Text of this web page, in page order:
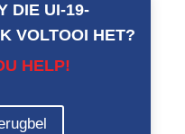
DIE UI-19-
VOLTOOI HET?
HELP!